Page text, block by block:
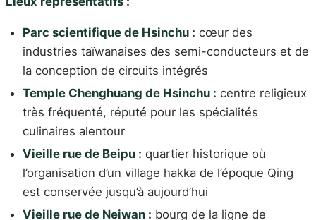
Parc scientifique de Hsinchu : cœur des
industries taïwanaises des semi-conducteurs et de
la conception de circuits intégrés
Temple Chenghuang de Hsinchu : centre religieux
très fréquenté, réputé pour les spécialités
culinaires alentour
Vieille rue de Beipu : quartier historique où
l’organisation d’un village hakka de l’époque Qing
est conservée jusqu’à aujourd’hui
Vieille rue de Neiwan : bourg de la ligne de